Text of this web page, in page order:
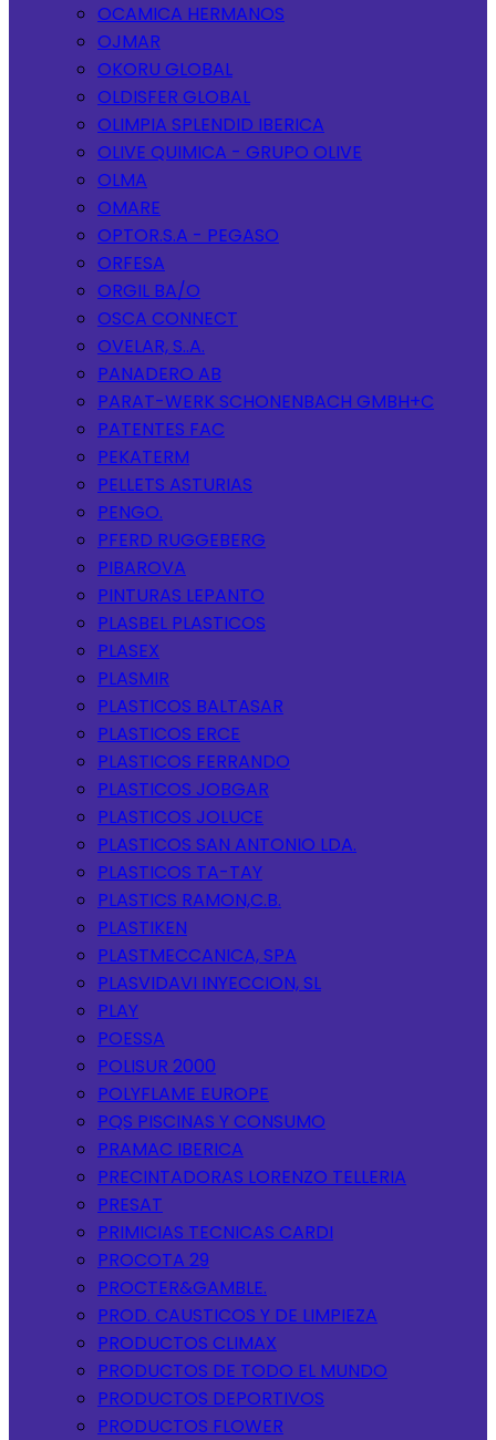
OCAMICA HERMANOS
OJMAR
OKORU GLOBAL
OLDISFER GLOBAL
OLIMPIA SPLENDID IBERICA
OLIVE QUIMICA - GRUPO OLIVE
OLMA
OMARE
OPTOR.S.A - PEGASO
ORFESA
ORGIL BA/O
OSCA CONNECT
OVELAR, S..A.
PANADERO AB
PARAT-WERK SCHONENBACH GMBH+C
PATENTES FAC
PEKATERM
PELLETS ASTURIAS
PENGO.
PFERD RUGGEBERG
PIBAROVA
PINTURAS LEPANTO
PLASBEL PLASTICOS
PLASEX
PLASMIR
PLASTICOS BALTASAR
PLASTICOS ERCE
PLASTICOS FERRANDO
PLASTICOS JOBGAR
PLASTICOS JOLUCE
PLASTICOS SAN ANTONIO LDA.
PLASTICOS TA-TAY
PLASTICS RAMON,C.B.
PLASTIKEN
PLASTMECCANICA, SPA
PLASVIDAVI INYECCION, SL
PLAY
POESSA
POLISUR 2000
POLYFLAME EUROPE
PQS PISCINAS Y CONSUMO
PRAMAC IBERICA
PRECINTADORAS LORENZO TELLERIA
PRESAT
PRIMICIAS TECNICAS CARDI
PROCOTA 29
PROCTER&GAMBLE.
PROD. CAUSTICOS Y DE LIMPIEZA
PRODUCTOS CLIMAX
PRODUCTOS DE TODO EL MUNDO
PRODUCTOS DEPORTIVOS
PRODUCTOS FLOWER